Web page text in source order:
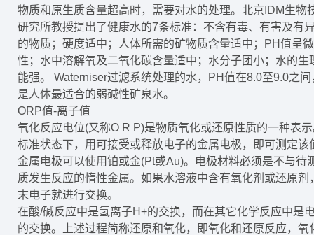
物质和原生质含量超高时，需要对水的处理。北京IDM生物
研究所教授提出了健康水的7条标准：不含有毒、有害及有
的物质；硬度适中；人体所需的矿物质含量适中；PH值呈
性；水中溶解氧及二氧化碳含量适中；水分子团小；水的生
能强。 Waterniser过滤系统处理的水，PH值在8.0至9.0之间
是人体最适合的弱碱性矿泉水。
ORP值-离子值
氧化反应电位(又称O R P)是物质氧化或还原性质的一种表
标准状态下，用可接受或释放电子的金属电极，即可测定该
金属电极可以使用铂或金(Pt或Au)。电极材料必须是不与待
质发生反应的惰性金属。如果水溶液中含有氧化剂或还原剂
末电子就进行交换。
在酸/碱反应中是氢离子H+的交换，而在其它化学反应中是
的交换。上述过程简称还原和氧化，即氧化和还原反应，氧